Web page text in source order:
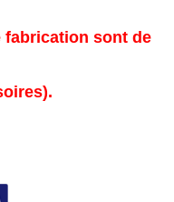
fabrication sont de